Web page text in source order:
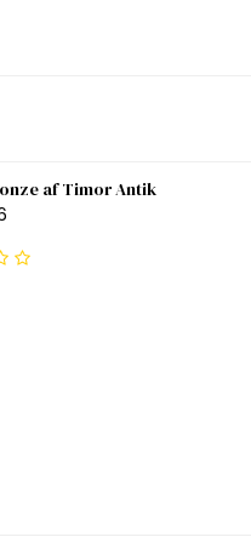
af Timor Antik